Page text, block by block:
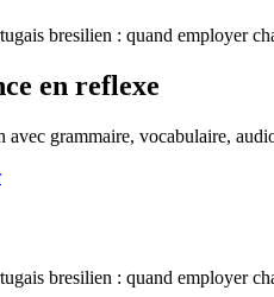
bresilien : quand employer
en reflexe
avec grammaire, vocabulaire,
bresilien : quand employer